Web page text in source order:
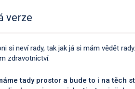
verze
si neví rady, tak jak já si mám vědět
zdravotnictví.
tady prostor a bude to i na těch